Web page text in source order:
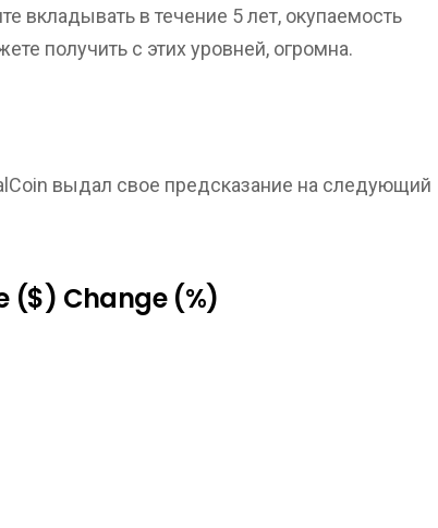
вкладывать в течение 5 лет, окупаемость
получить с этих уровней, огромна.
выдал свое предсказание на следующий
($) Change (%)